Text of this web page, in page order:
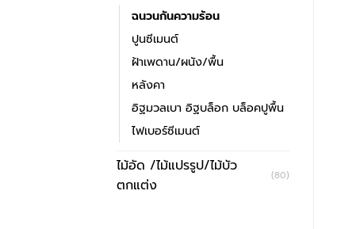
ฉนวนกันความร้อน
ปูนซีเมนต์
ฝ้าเพดาน/ผนัง/พื้น
หลังคา
อิฐมวลเบา อิฐบล็อก บล็อคปูพื้น
ไฟเบอร์ซีเมนต์
ไม้อัด /ไม้แปรรูป/ไม้บัว
ตกแต่ง
(80)